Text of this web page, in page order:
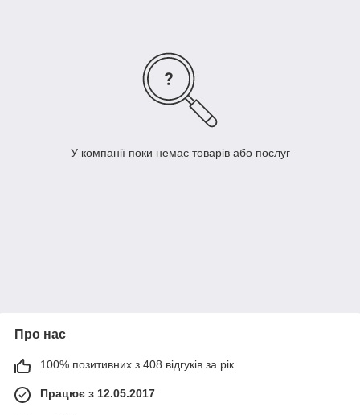
У компанії поки немає товарів або послуг
Про нас
100% позитивних з 408 відгуків за рік
Працює з 12.05.2017